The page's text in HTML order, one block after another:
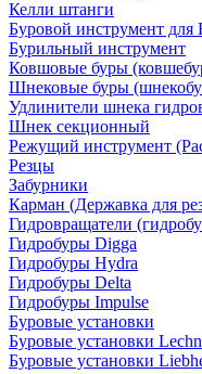
Келли штанги
Буровой инструмент
Бурильный инструмент
Ковшовые буры
Шнековые буры
Удлинители шнека
Шнек секционный
Режущий инструмент
Резцы
Забурники
Карман (Державка для
Гидровращатели
Гидробуры Digga
Гидробуры Hydra
Гидробуры Delta
Гидробуры Impulse
Буровые установки
Буровые установки
Буровые установки